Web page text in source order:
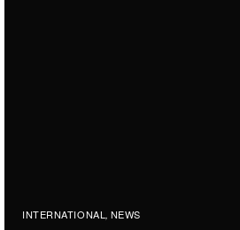
INTERNATIONAL NEWS